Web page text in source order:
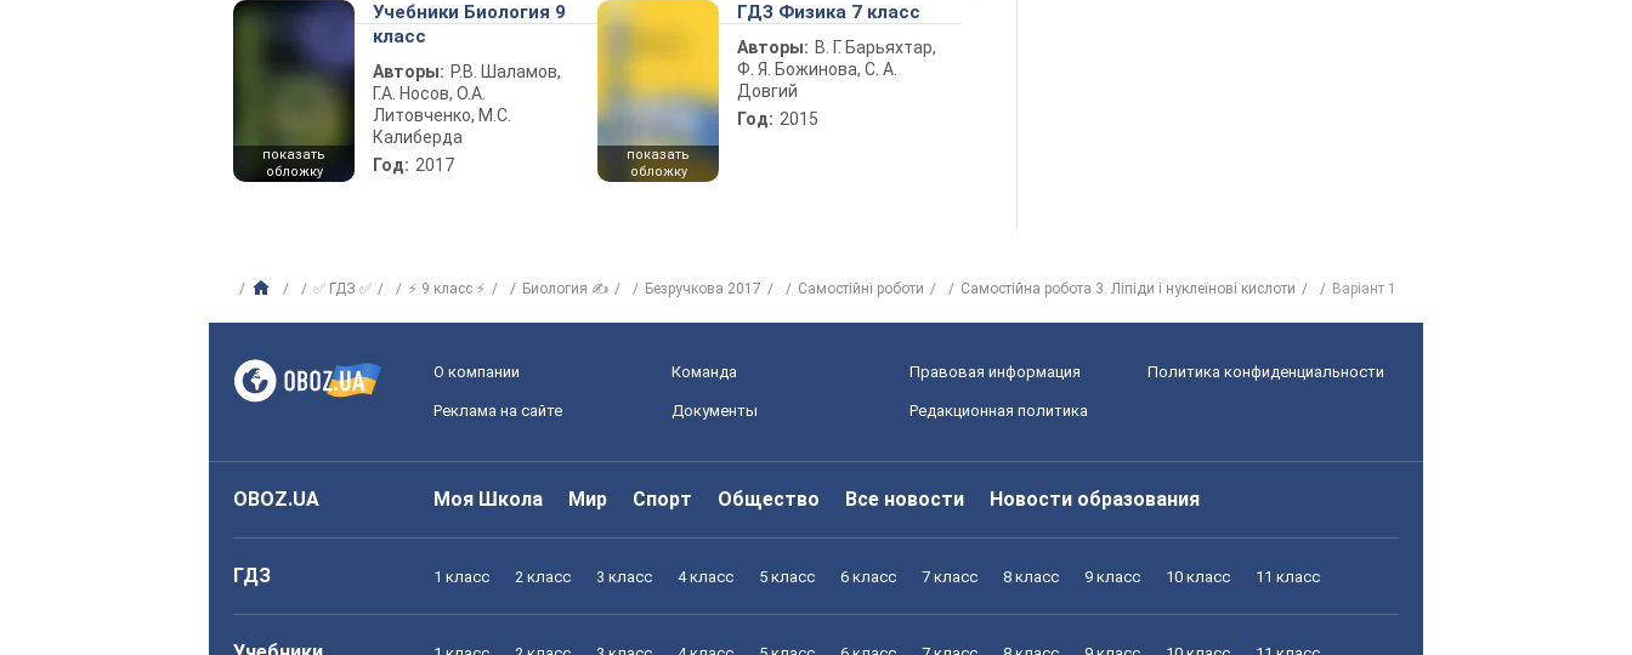
показать
обложку
Учебники Биология 9
класс
Авторы: Р.В. Шаламов,
Г.А. Носов, О.А.
Литовченко, М.С.
Калиберда
Год: 2017
показать
обложку
ГДЗ Физика 7 класс
Авторы: В. Г. Барьяхтар,
Ф. Я. Божинова, С. А.
Довгий
Год: 2015
✅ ГДЗ ✅ ⚡ 9 класс ⚡ Биология ✍ Безручкова 2017 Самостійні роботи Самостійна робота 3. Ліпіди і нуклеїнові кислоти Варіант 1
О компании Команда Правовая информация Политика конфиденциальности
Реклама на сайте Документы Редакционная политика
OBOZ.UA Моя Школа Мир Спорт Общество Все новости Новости образования
ГДЗ 1 класс 2 класс 3 класс 4 класс 5 класс 6 класс 7 класс 8 класс 9 класс 10 класс 11 класс